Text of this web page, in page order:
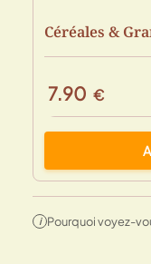
Céréales &
7.90 €
i Pourquoi voyez-